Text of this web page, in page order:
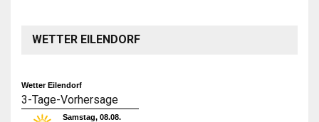
WETTER EILENDORF
Wetter Eilendorf
3-Tage-Vorhersage
Samstag, 08.08.